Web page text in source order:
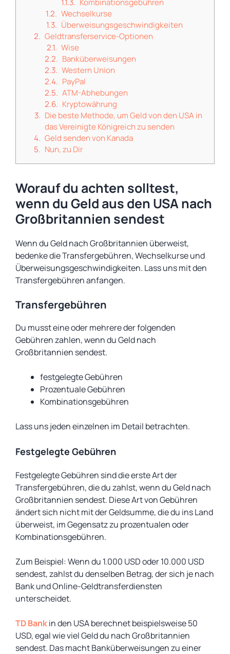
Kombinationsgebühren
Wechselkurse
Überweisungsgeschwindigkeiten
Geldtransferservice-Optionen
Wise
Banküberweisungen
Western Union
PayPal
ATM-Abhebungen
Kryptowährung
Die beste Methode, um Geld von den USA in
das Vereinigte Königreich zu senden
Geld senden von Kanada
Nun, zu Dir
Worauf du achten solltest,
wenn du Geld aus den USA nach
Großbritannien sendest
Wenn du Geld nach Großbritannien überweist,
bedenke die Transfergebühren, Wechselkurse und
Überweisungsgeschwindigkeiten. Lass uns mit den
Transfergebühren anfangen.
Transfergebühren
Du musst eine oder mehrere der folgenden
Gebühren zahlen, wenn du Geld nach
Großbritannien sendest.
festgelegte Gebühren
Prozentuale Gebühren
Kombinationsgebühren
Lass uns jeden einzelnen im Detail betrachten.
Festgelegte Gebühren
Festgelegte Gebühren sind die erste Art der
Transfergebühren, die du zahlst, wenn du Geld nach
Großbritannien sendest. Diese Art von Gebühren
ändert sich nicht mit der Geldsumme, die du ins Land
überweist, im Gegensatz zu prozentualen oder
Kombinationsgebühren.
Zum Beispiel: Wenn du 1.000 USD oder 10.000 USD
sendest, zahlst du denselben Betrag, der sich je nach
Bank und Online-Geldtransferdiensten
unterscheidet.
TD Bankin den USA berechnet beispielsweise 50
USD, egal wie viel Geld du nach Großbritannien
sendest. Das macht Banküberweisungen zu einer